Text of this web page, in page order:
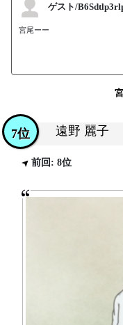
ゲスト/
宮尾ーー
遠野 麗子
7位
前回: 8位